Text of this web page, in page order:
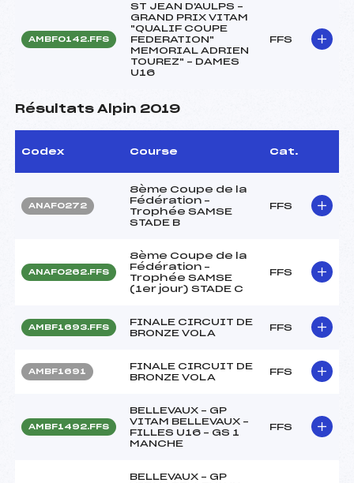
AMBF0142.FFS
ST JEAN D'AULPS –
GRAND PRIX VITAM
"QUALIF COUPE
FEDERATION"
MEMORIAL ADRIEN
TOUREZ" – DAMES
U16
FFS
Résultats Alpin 2019
Codex Course Cat.
ANAF0272
8ème Coupe de la
Fédération –
Trophée SAMSE
STADE B
FFS
ANAF0262.FFS
8ème Coupe de la
Fédération –
Trophée SAMSE
(1er jour) STADE C
FFS
AMBF1693.FFS
FINALE CIRCUIT DE
BRONZE VOLA
FFS
AMBF1691
FINALE CIRCUIT DE
BRONZE VOLA
FFS
AMBF1492.FFS
BELLEVAUX – GP
VITAM BELLEVAUX –
FILLES U16 – GS 1
MANCHE
FFS
BELLEVAUX – GP